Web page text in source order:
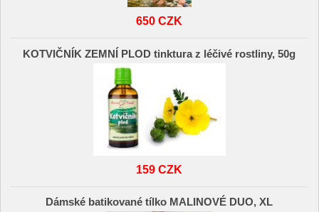
650 CZK
KOTVIČNÍK ZEMNÍ PLOD tinktura z léčivé rostliny, 50g
159 CZK
Dámské batikované tílko MALINOVÉ DUO, XL